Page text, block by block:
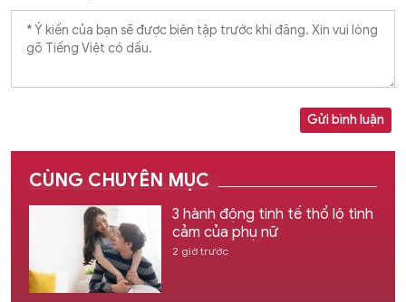
Gửi bình luận
CÙNG CHUYÊN MỤC
3 hành động tinh tế thổ lộ tình
cảm của phụ nữ
2 giờ trước